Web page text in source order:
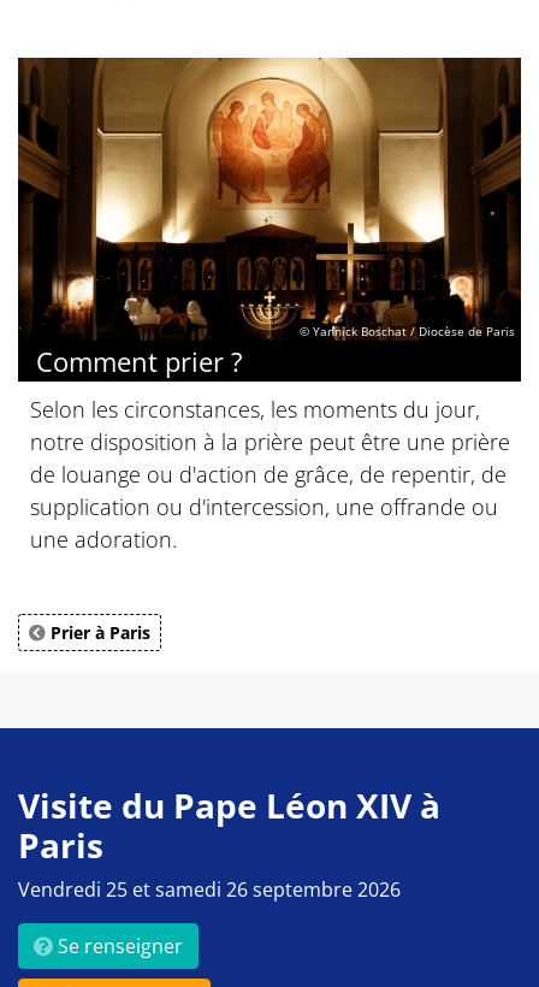
© Yannick Boschat / Diocèse de Paris
Comment prier ?
Selon les circonstances, les moments du jour,
notre disposition à la prière peut être une prière
de louange ou d'action de grâce, de repentir, de
supplication ou d'intercession, une offrande ou
une adoration.
Prier à Paris
Visite du Pape Léon XIV à
Paris
Vendredi 25 et samedi 26 septembre 2026
Se renseigner